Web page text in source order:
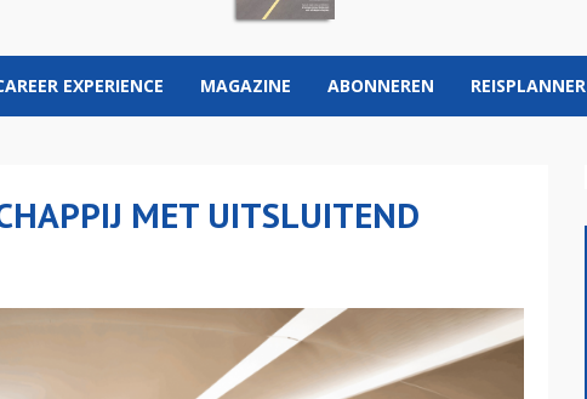
EXPERIENCE MAGAZINE ABONNEREN REISPLANNER
MET UITSLUITEND